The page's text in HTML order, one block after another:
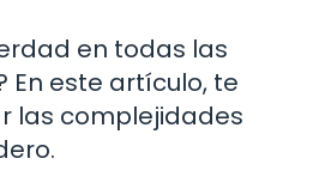
en todas las
En este artículo, te
las complejidades